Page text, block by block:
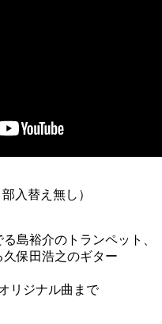
入替え無し）
島裕介のトランペット、
保田浩之のギター
リジナル曲まで